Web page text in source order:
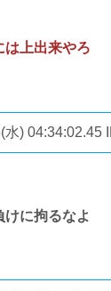
は上出来やろ
水) 04:34:02.45
けに拘るなよ